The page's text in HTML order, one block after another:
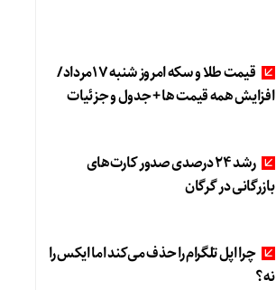
قیمت طلا و سکه امروز شنبه 17مرداد/
افزایش همه قیمت ها + جدول و جزئیات
رشد ۲۴ درصدی صدور کارت‌های
بازرگانی در گرگان
چرا اپل تلگرام را حذف می‌کند اما ایکس را
نه؟